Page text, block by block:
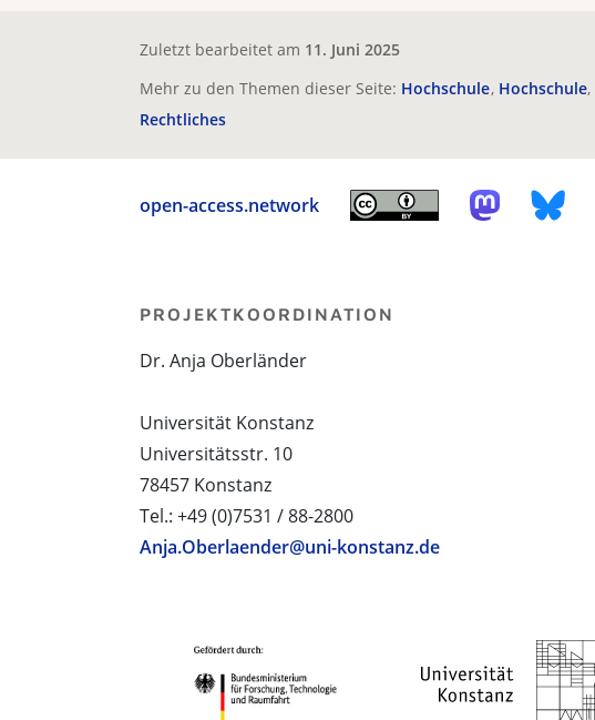
Zuletzt bearbeitet am 11. Juni 2025
Mehr zu den Themen dieser Seite: Hochschule Hochschule
Rechtliches
open-access.network
PROJEKTKOORDINATION
Dr. Anja Oberländer
Universität Konstanz
Universitätsstr. 10
78457 Konstanz
Tel.: +49 (0)7531 / 88-2800
Anja.Oberlaender@uni-konstanz.de